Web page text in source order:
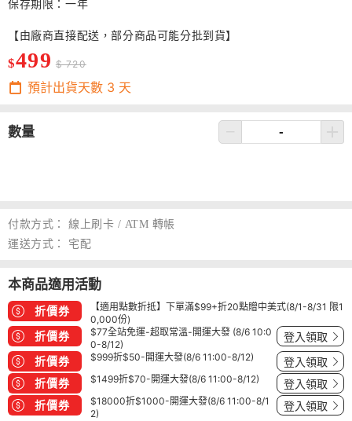
保存期限：一年
【由廠商直接配送，部分商品可能分批到貨】
$499 $ 720
預計出貨天數 3 天
數量
付款方式：
線上刷卡 / ATM 轉帳
運送方式：
宅配
本商品適用活動
折價券
【適用點數折抵】下單滿$99+折20點贈中美式(8/1-8/31 限1
0,000份)
折價券
$77全站免運-超取常溫-開運大發 (8/6 10:0
0-8/12)
登入領取
折價券 $999折$50-開運大發(8/6 11:00-8/12) 登入領取
折價券 $1499折$70-開運大發(8/6 11:00-8/12) 登入領取
折價券
$18000折$1000-開運大發(8/6 11:00-8/1
2)
登入領取